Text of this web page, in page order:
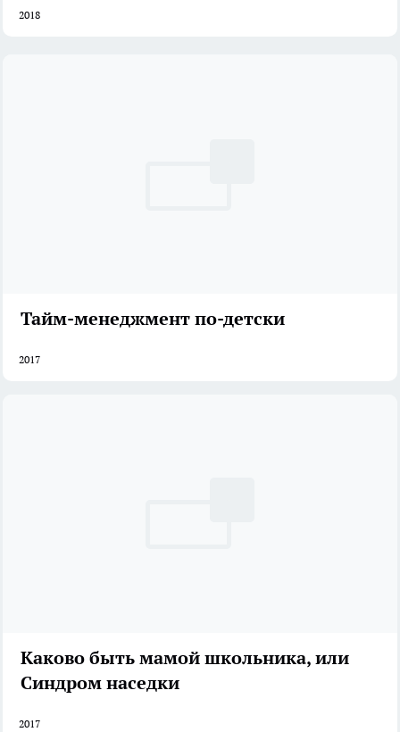
2018
Тайм-менеджмент по-детски
2017
Каково быть мамой школьника, или
Синдром наседки
2017